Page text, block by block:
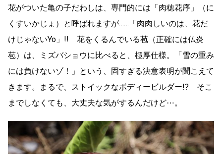
花がついた亀の子だわしは、専門的には「肉穂花序」（に
くすいかじょ）と呼ばれますが……「肉肉しいのは、花だ
けじゃないYo」!! 花をくるんでいる苞（正確には仏炎
苞）は、ミズバショウに比べると、極厚仕様。「雪の重み
には負けないゾ！」という、固すぎる決意表明が聞こえて
きます。まるで、ストイックなボディービルダー!? そこ
までしなくても、大丈夫な気がするんだけど⋯。